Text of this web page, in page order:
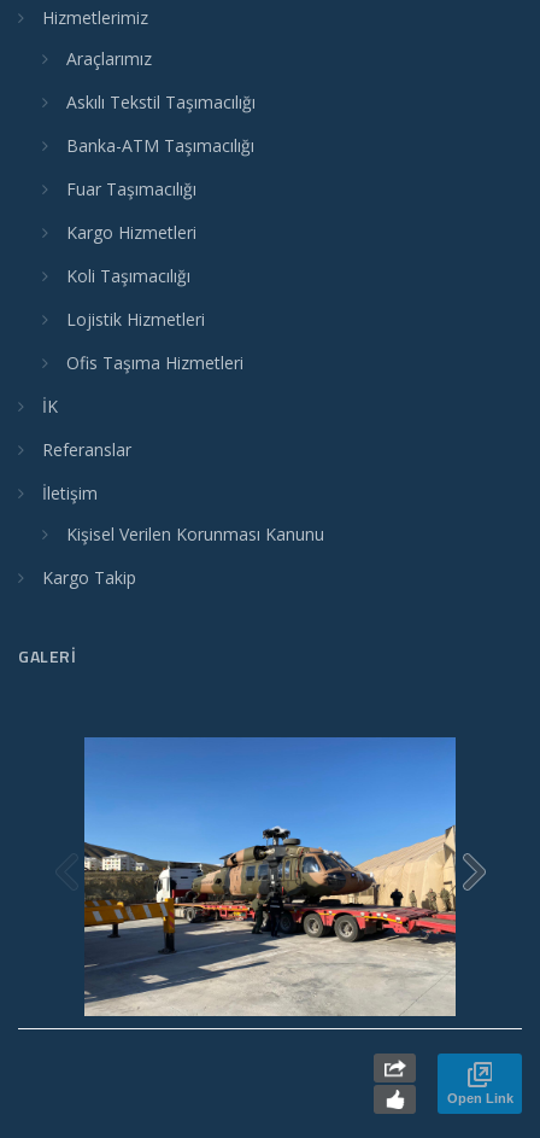
Hizmetlerimiz
Araçlarımız
Askılı Tekstil Taşımacılığı
Banka-ATM Taşımacılığı
Fuar Taşımacılığı
Kargo Hizmetleri
Koli Taşımacılığı
Lojistik Hizmetleri
Ofis Taşıma Hizmetleri
İK
Referanslar
İletişim
Kişisel Verilen Korunması Kanunu
Kargo Takip
GALERI
Open Link